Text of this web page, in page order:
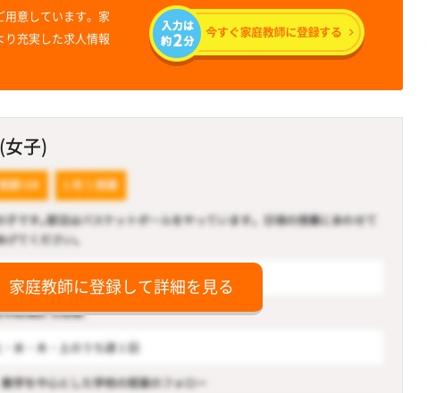
用意しています。家
り充実した求人情報
女子)
家庭教師に登録して詳細を見る